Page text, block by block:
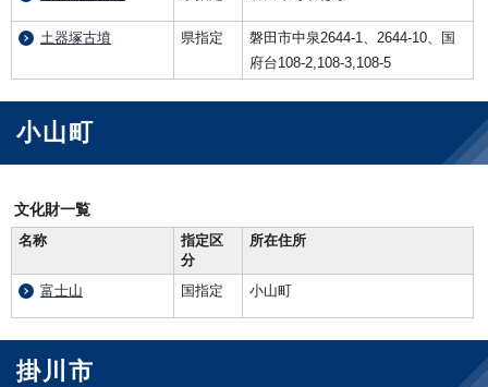
土器塚古墳 県指定
磐田市中泉2644-1、2644-10、国
府台108-2,108-3,108-5
小山町
文化財一覧
名称
指定区
分
所在住所
富士山 国指定 小山町
掛川市